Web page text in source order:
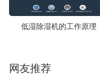
低湿除湿机的工作原理
网友推荐